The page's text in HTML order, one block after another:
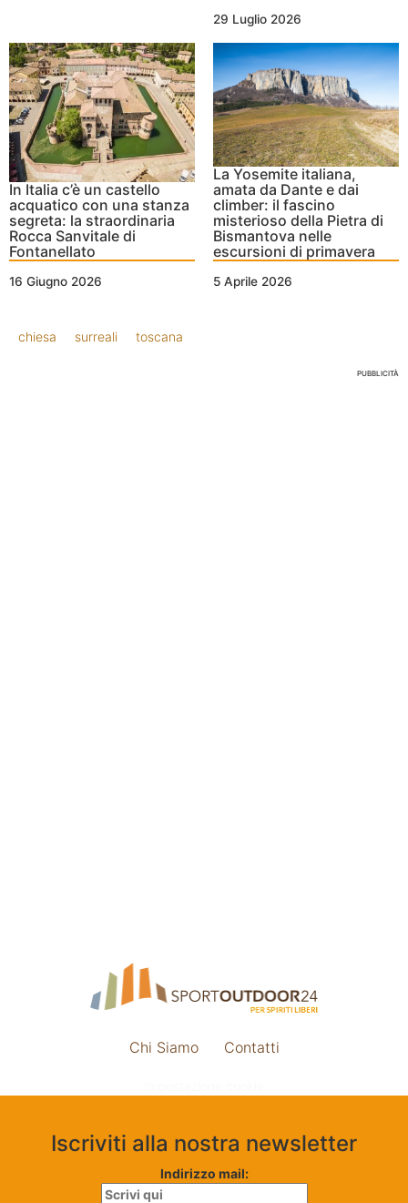
29 Luglio 2026
In Italia c’è un castello
acquatico con una stanza
segreta: la straordinaria
Rocca Sanvitale di
Fontanellato
16 Giugno 2026
La Yosemite italiana,
amata da Dante e dai
climber: il fascino
misterioso della Pietra di
Bismantova nelle
escursioni di primavera
5 Aprile 2026
chiesa surreali toscana
PUBBLICITÀ
Chi Siamo Contatti
Iscriviti alla nostra newsletter
Indirizzo mail: